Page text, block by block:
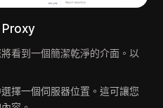
Proxy
看到一個簡潔乾淨的介面。以
選擇一個伺服器位置。這可讓您